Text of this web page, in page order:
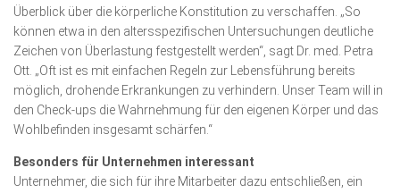
Überblick über die körperliche Konstitution zu verschaffen. „So
können etwa in den altersspezifischen Untersu­chun­gen deutliche
Zei­chen von Überlastung festgestellt werden“, sagt Dr. med. Petra
Ott. „Oft ist es mit einfachen Regeln zur Lebensführung bereits
möglich, drohende Erkrankungen zu verhindern. Un­ser Team will in
den Check-ups die Wahr­­nehmung für den eigenen Körper und das
Wohlbefinden insgesamt schärfen.“
Besonders für Unternehmen interessant
Unternehmer, die sich für ihre Mitar­beiter dazu entschließen, ein